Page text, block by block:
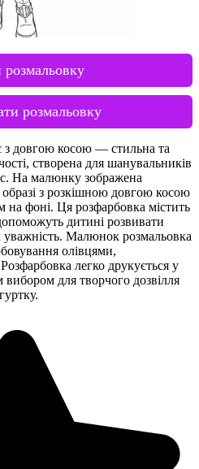
розмальовку
розмальовку
з довгою косою — стильна та
створена для шанувальників
На малюнку зображена
з розкішною довгою косою
на фоні. Ця розфарбовка містить
дитині розвивати
уважність. Малюнок розмальовка
олівцями,
легко друкується у
для творчого дозвілля